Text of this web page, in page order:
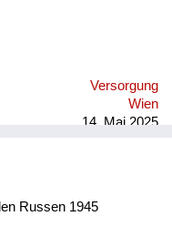
Versorgung
Wien
14. Mai 2025
Russen 1945